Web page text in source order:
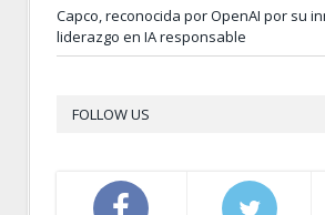
Capco, reconocida por OpenAI por su
liderazgo en IA responsable
FOLLOW US